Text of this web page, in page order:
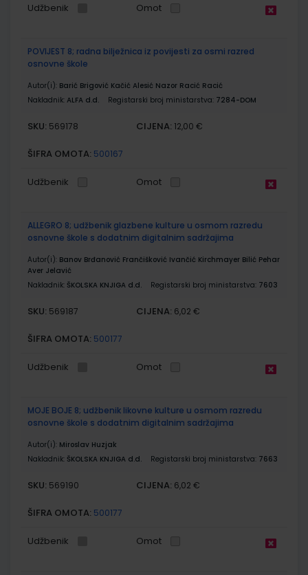
Udžbenik Omot
POVIJEST 8; radna bilježnica iz povijesti za osmi razred
osnovne škole
Autor(i): Barić Brigović Kačić Alesić Nazor Racić Racić
Nakladnik: ALFA d.d. Registarski broj ministarstva: 7284-DOM
SKU: 569178 CIJENA: 12,00 €
ŠIFRA OMOTA: 500167
Udžbenik Omot
ALLEGRO 8; udžbenik glazbene kulture u osmom razredu
osnovne škole s dodatnim digitalnim sadržajima
Autor(i): Banov Brđanović Frančišković Ivančić Kirchmayer Bilić Pehar
Aver Jelavić
Nakladnik: ŠKOLSKA KNJIGA d.d. Registarski broj ministarstva: 7603
SKU: 569187 CIJENA: 6,02 €
ŠIFRA OMOTA: 500177
Udžbenik Omot
MOJE BOJE 8; udžbenik likovne kulture u osmom razredu
osnovne škole s dodatnim digitalnim sadržajima
Autor(i): Miroslav Huzjak
Nakladnik: ŠKOLSKA KNJIGA d.d. Registarski broj ministarstva: 7663
SKU: 569190 CIJENA: 6,02 €
ŠIFRA OMOTA: 500177
Udžbenik Omot